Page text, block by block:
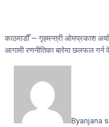
काठमाडौँ — गृहमन्त्री ओमप्रकाश
आगामी रणनीतिका बारेमा छलफल गर्न
Byanjana